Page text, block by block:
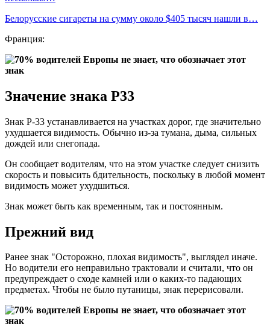
Белорусские сигареты на сумму около $405 тысяч нашли в…
Франция:
Значение знака P33
Знак P-33 устанавливается на участках дорог, где значительно
ухудшается видимость. Обычно из-за тумана, дыма, сильных
дождей или снегопада.
Он сообщает водителям, что на этом участке следует снизить
скорость и повысить бдительность, поскольку в любой момент
видимость может ухудшиться.
Знак может быть как временным, так и постоянным.
Прежний вид
Ранее знак "Осторожно, плохая видимость", выглядел иначе.
Но водители его неправильно трактовали и считали, что он
предупреждает о сходе камней или о каких-то падающих
предметах. Чтобы не было путаницы, знак перерисовали.